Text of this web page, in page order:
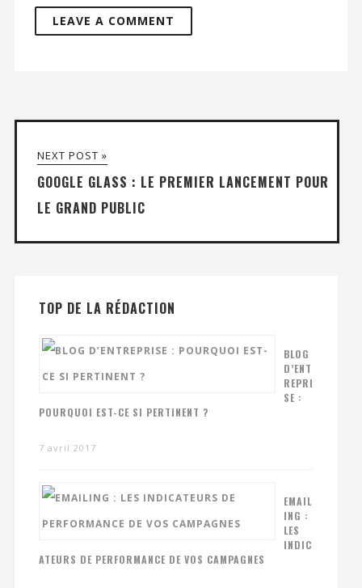
NEXT POST »
GOOGLE GLASS : LE PREMIER LANCEMENT POUR
LE GRAND PUBLIC
TOP DE LA RÉDACTION
BLOG
D’ENT
REPRI
SE :
POURQUOI EST-CE SI PERTINENT ?
7 avril 2017
EMAIL
ING :
LES
INDIC
ATEURS DE PERFORMANCE DE VOS CAMPAGNES